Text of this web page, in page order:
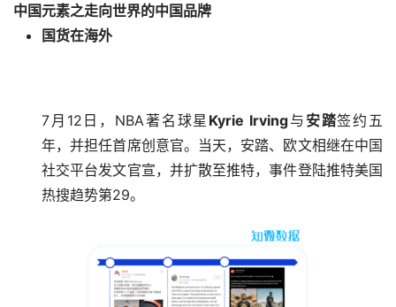
中国元素之走向世界的中国品牌
国货在海外
7月12日，NBA著名球星 Kyrie Irving与 安踏签约五
年，并担任首席创意官。当天，安踏、欧文相继在中国
社交平台发文官宣，并扩散至推特，事件登陆推特美国
热搜趋势第29。